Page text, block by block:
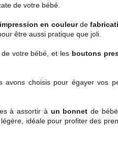
de votre bébé.
impression en couleurde
être aussi pratique que joli.
votre bébé, et les boutons
choisis pour égayer vos
à assortir à un bonnet de
idéale pour profiter des